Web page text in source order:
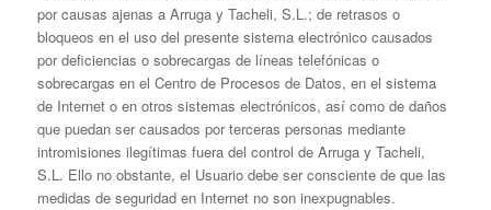
por causas ajenas a Arruga y Tacheli, S.L.; de retrasos o
bloqueos en el uso del presente sistema electrónico causados
por deficiencias o sobrecargas de líneas telefónicas o
sobrecargas en el Centro de Procesos de Datos, en el sistema
de Internet o en otros sistemas electrónicos, así como de daños
que puedan ser causados por terceras personas mediante
intromisiones ilegítimas fuera del control de Arruga y Tacheli,
S.L. Ello no obstante, el Usuario debe ser consciente de que las
medidas de seguridad en Internet no son inexpugnables.